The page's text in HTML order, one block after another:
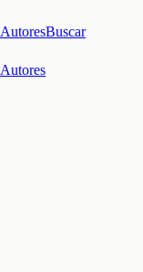
AutoresBuscar
Autores